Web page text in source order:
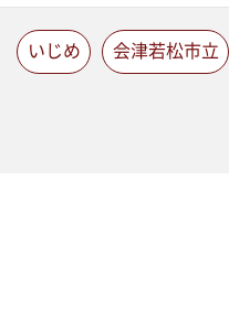
いじめ 会津若松市立